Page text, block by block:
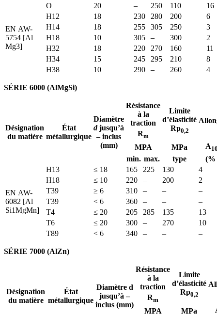
EN AW-
5754 [Al
Mg3]
O 20 – 250 110
16
H12
18 230 280 200
6
H14
18 255 305 250
3
H18
10 305 – 300
2
H32
18 220 270 160
11
H34
15 245 295 210
8
H38
10 290 – 260 4
SÉRIE 6000 (AlMgSi)
Désignation
du matière
État
métallurgique
Diamètre
djusqu’à
– inclus
(mm)
Résistance
à la
traction
Limite
d’élasticité
Rp0,2
Rm
MPA MPa A
min. max. type (%
EN AW-
6082 [Al
Si1MgMn]
H13 ≤ 18 165 225 130
4
H18
≤ 10 220 – 200
2
T39
≥ 6 310 – –
–
T39
< 6 360 – –
–
T4
≤ 20 205 285 135
13
T6
≤ 20 300 – 270
10
T89
< 6 340 – – –
SÉRIE 7000 (AlZn)
Désignation
du matière
État
métallurgique
Diamètre d
jusqu’à –
inclus (mm)
Résistance
à la
traction
Limite
d’élasticité
Rp0,2
Rm
MPA MPa